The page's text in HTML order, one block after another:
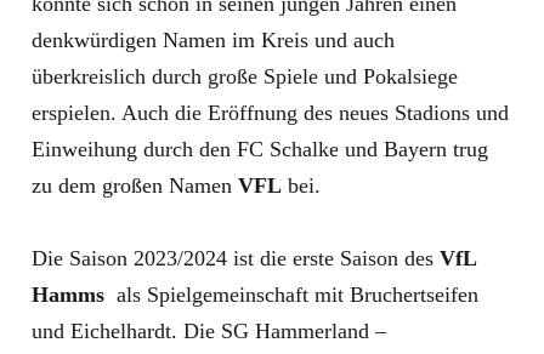
denkwürdigen Namen im Kreis und auch
überkreislich durch große Spiele und Pokalsiege
erspielen. Auch die Eröffnung des neues Stadions und
Einweihung durch den FC Schalke und Bayern trug
zu dem großen Namen VFL bei.
Die Saison 2023/2024 ist die erste Saison des VfL
Hamms als Spielgemeinschaft mit Bruchertseifen
und Eichelhardt. Die SG Hammerland –